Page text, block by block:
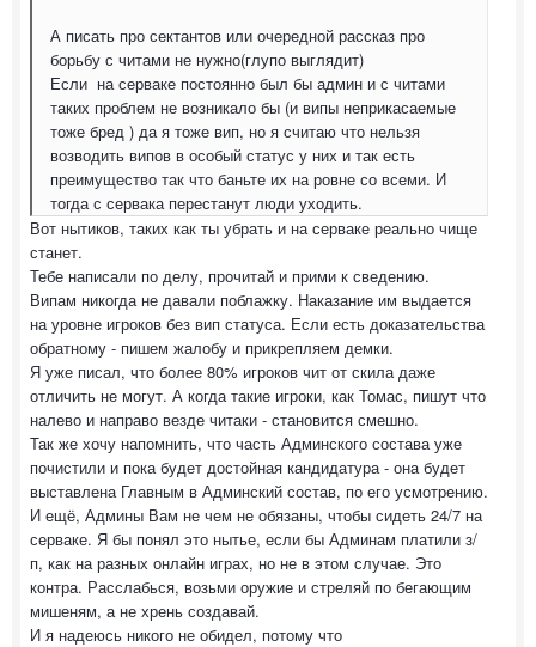
А писать про сектантов или очередной рассказ про
борьбу с читами не нужно(глупо выглядит)
Если на серваке постоянно был бы админ и с читами
таких проблем не возникало бы (и випы неприкасаемые
тоже бред ) да я тоже вип, но я считаю что нельзя
возводить випов в особый статус у них и так есть
преимущество так что баньте их на ровне со всеми. И
тогда с сервака перестанут люди уходить.
Вот нытиков, таких как ты убрать и на серваке реально чище
станет.
Тебе написали по делу, прочитай и прими к сведению.
Випам никогда не давали поблажку. Наказание им выдается
на уровне игроков без вип статуса. Если есть доказательства
обратному - пишем жалобу и прикрепляем демки.
Я уже писал, что более 80% игроков чит от скила даже
отличить не могут. А когда такие игроки, как Томас, пишут что
налево и направо везде читаки - становится смешно.
Так же хочу напомнить, что часть Админского состава уже
почистили и пока будет достойная кандидатура - она будет
выставлена Главным в Админский состав, по его усмотрению.
И ещё, Админы Вам не чем не обязаны, чтобы сидеть 24/7 на
серваке. Я бы понял это нытье, если бы Админам платили з/
п, как на разных онлайн играх, но не в этом случае. Это
контра. Расслабься, возьми оружие и стреляй по бегающим
мишеням, а не хрень создавай.
И я надеюсь никого не обидел, потому что